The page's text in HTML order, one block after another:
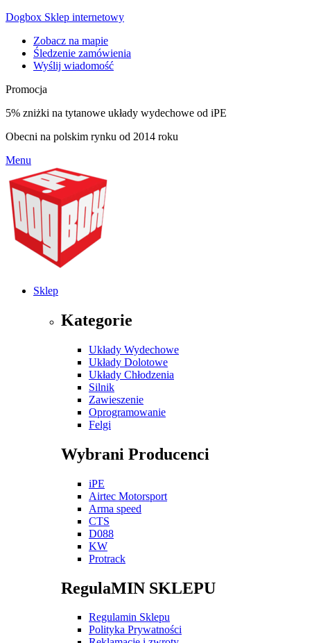
Dogbox Sklep internetowy
Zobacz na mapie
Śledzenie zamówienia
Wyślij wiadomość
Promocja
5% zniżki na tytanowe układy wydechowe od iPE
Obecni na polskim rynku od 2014 roku
Menu
Sklep
Kategorie
Układy Wydechowe
Układy Dolotowe
Układy Chłodzenia
Silnik
Zawieszenie
Oprogramowanie
Felgi
Wybrani Producenci
iPE
Airtec Motorsport
Arma speed
CTS
D088
KW
Protrack
RegulaMIN SKLEPU
Regulamin Sklepu
Polityka Prywatności